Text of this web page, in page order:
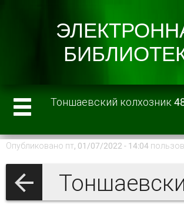
Тоншаевский колхозник
Опубликовано пт, 01/07/2022 - 14:04